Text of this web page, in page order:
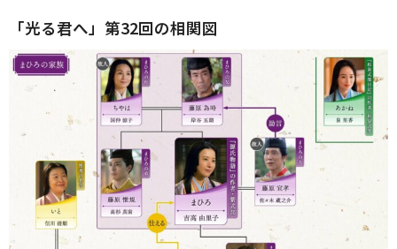
「光る君へ」第32回の相関図